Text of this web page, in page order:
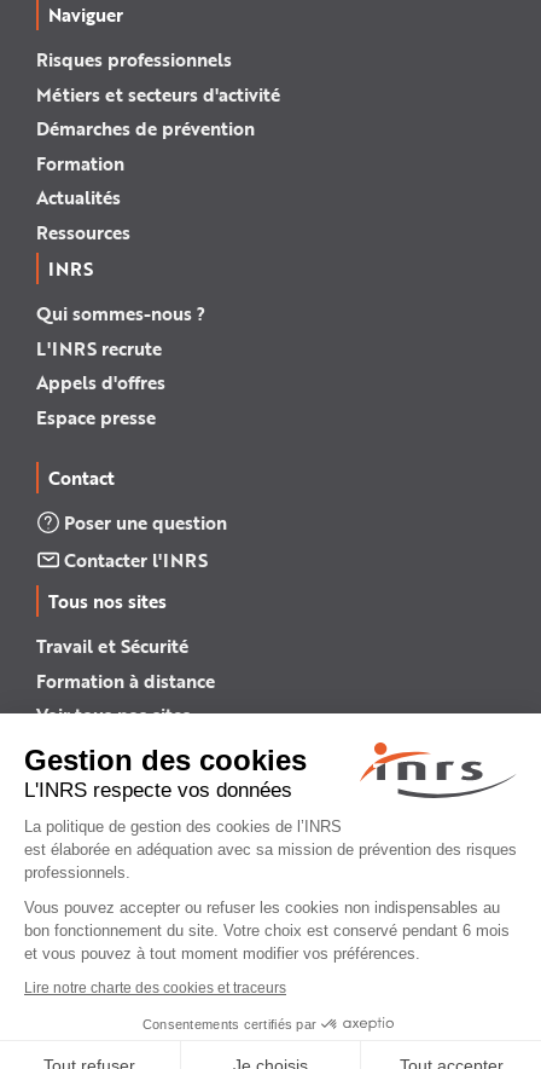
Naviguer
Risques professionnels
Métiers et secteurs d'activité
Démarches de prévention
Formation
Actualités
Ressources
INRS
Qui sommes-nous ?
L'INRS recrute
Appels d'offres
Espace presse
Contact
Poser une question
Contacter l'INRS
Tous nos sites
Travail et Sécurité
Formation à distance
Voir tous nos sites →
INRS English
INRS (english version)
Plan du site
Mentions légales
Politique de confidentialité